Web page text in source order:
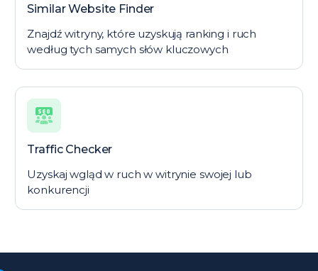
Similar Website Finder
Znajdź witryny, które uzyskują ranking i ruch
według tych samych słów kluczowych
Traffic Checker
Uzyskaj wgląd w ruch w witrynie swojej lub
konkurencji